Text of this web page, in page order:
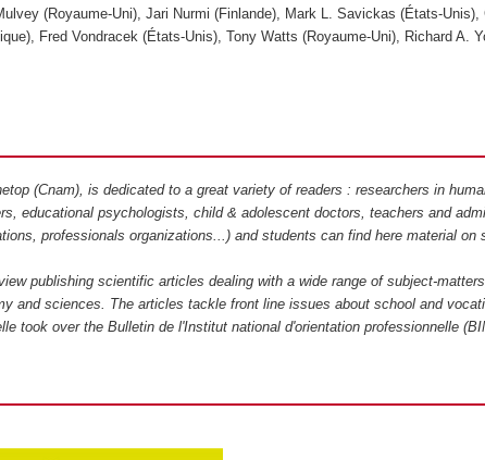
(Royaume-Uni), Jari Nurmi (Finlande), Mark L. Savickas (États-Unis),
Fred Vondracek (États-Unis), Tony Watts (Royaume-Uni), Richard A.
(Cnam), is dedicated to a great variety of readers : researchers in
educational psychologists, child & adolescent doctors, teachers and
professionals organizations...) and students can find here material on
publishing scientific articles dealing with a wide range of subject-
and sciences. The articles tackle front line issues about school and
took over the Bulletin de l'Institut national d'orientation professionnelle